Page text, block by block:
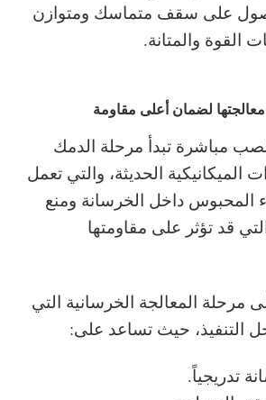
على سقف متماسك ومتوازن
القوة والمتانة.
مباشرة تبدأ مرحلة الدمك
الميكانيكية الحديثة، والتي تعمل
المحبوس داخل الخرسانة ومنع
قد تؤثر على مقاومتها
مرحلة المعالجة الخرسانية التي
التنفيذ، حيث تساعد على:
تدريجياً.